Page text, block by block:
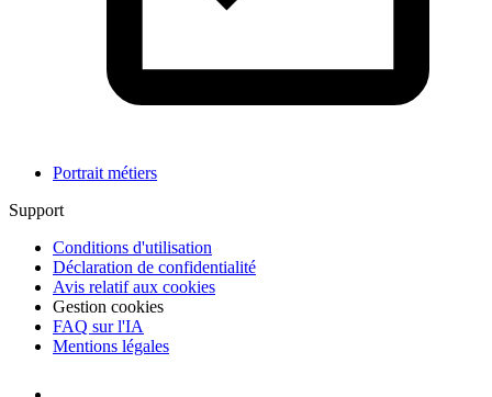
Portrait métiers
Support
Conditions d'utilisation
Déclaration de confidentialité
Avis relatif aux cookies
Gestion cookies
FAQ sur l'IA
Mentions légales